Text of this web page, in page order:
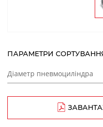
ПАРАМЕТРИ
Діаметр пневмоциліндра